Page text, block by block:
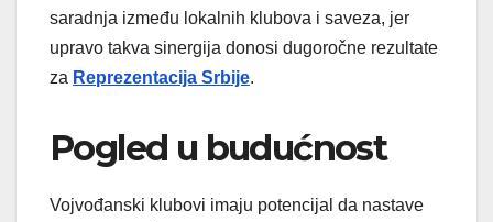
saradnja između lokalnih klubova i saveza, jer
upravo takva sinergija donosi dugoročne rezultate
za Reprezentacija Srbije.
Pogled u budućnost
Vojvođanski klubovi imaju potencijal da nastave